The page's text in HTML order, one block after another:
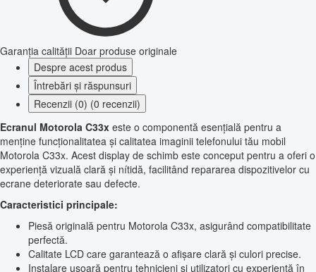
Garanția calității Doar produse originale
Despre acest produs
Întrebări și răspunsuri
Recenzii (0) (0 recenzii)
Ecranul Motorola C33x este o componentă esențială pentru a
menține funcționalitatea și calitatea imaginii telefonului tău mobil
Motorola C33x. Acest display de schimb este conceput pentru a oferi o
experiență vizuală clară și nítidă, facilitând repararea dispozitivelor cu
ecrane deteriorate sau defecte.
Caracteristici principale:
Piesă originală pentru Motorola C33x, asigurând compatibilitate
perfectă.
Calitate LCD care garantează o afișare clară și culori precise.
Instalare ușoară pentru tehnicieni și utilizatori cu experiență în